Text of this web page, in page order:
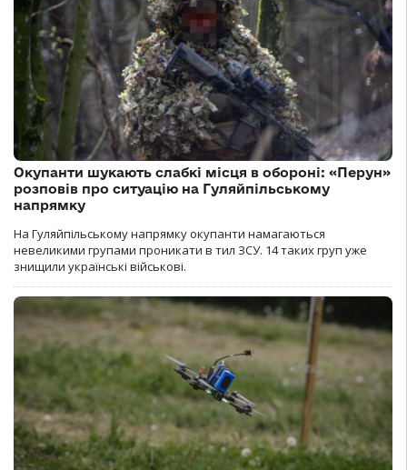
Окупанти шукають слабкі місця в обороні: «Перун»
розповів про ситуацію на Гуляйпільському
напрямку
На Гуляйпільському напрямку окупанти намагаються
невеликими групами проникати в тил ЗСУ. 14 таких груп уже
знищили українські військові.